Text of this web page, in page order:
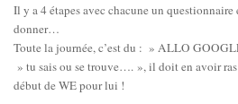
Il y a 4 étapes avec chacune un questionnaire
donner…
Toute la journée, c’est du : » ALLO
» tu sais ou se trouve…. », il doit en avoir
début de WE pour lui !